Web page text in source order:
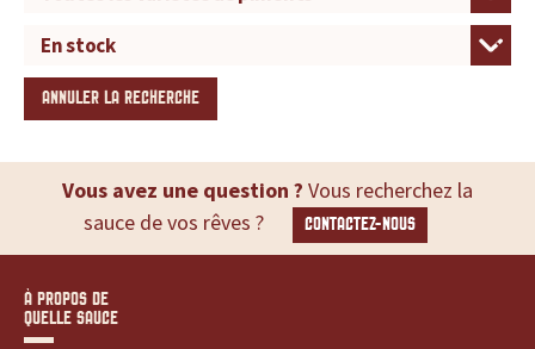
ANNULER LA RECHERCHE
Vous avez une question ? Vous recherchez la
sauce de vos rêves ?
CONTACTEZ-NOUS
À PROPOS DE
QUELLE SAUCE